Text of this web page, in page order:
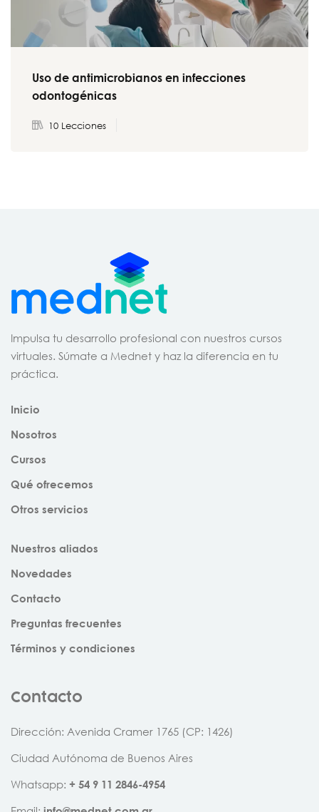
Uso de antimicrobianos en infecciones
odontogénicas
10 Lecciones
Impulsa tu desarrollo profesional con nuestros cursos
virtuales. Súmate a Mednet y haz la diferencia en tu
práctica.
Inicio
Nosotros
Cursos
Qué ofrecemos
Otros servicios
Nuestros aliados
Novedades
Contacto
Preguntas frecuentes
Términos y condiciones
Contacto
Dirección: Avenida Cramer 1765 (CP: 1426)
Ciudad Autónoma de Buenos Aires
Whatsapp: + 54 9 11 2846-4954